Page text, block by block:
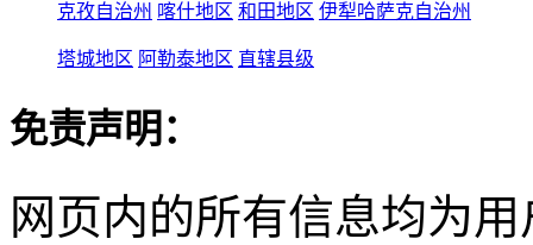
克孜自治州 喀什地区 和田地区 伊犁哈萨克自治州
塔城地区 阿勒泰地区 直辖县级
免责声明：
网页内的所有信息均为